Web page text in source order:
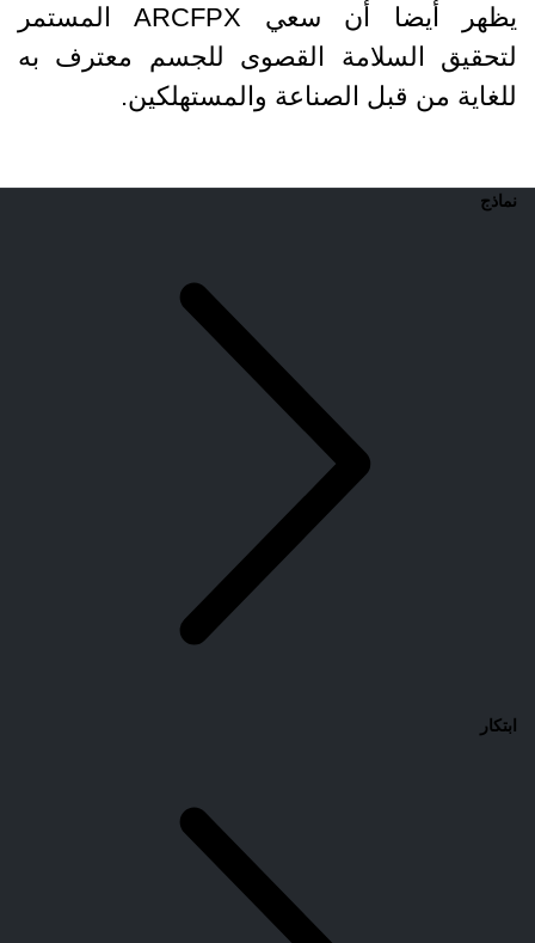
يظهر أيضا أن سعي ARCFPX المستمر
لتحقيق السلامة القصوى للجسم معترف به
للغاية من قبل الصناعة والمستهلكين.
نماذج
ابتكار